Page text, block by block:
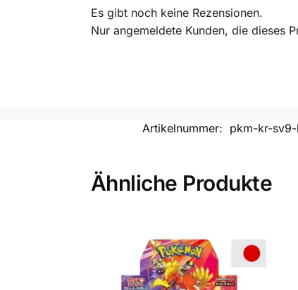
Es gibt noch keine Rezensionen.
Nur angemeldete Kunden, die dieses
Artikelnummer: pkm-kr-
Ähnliche Produkte